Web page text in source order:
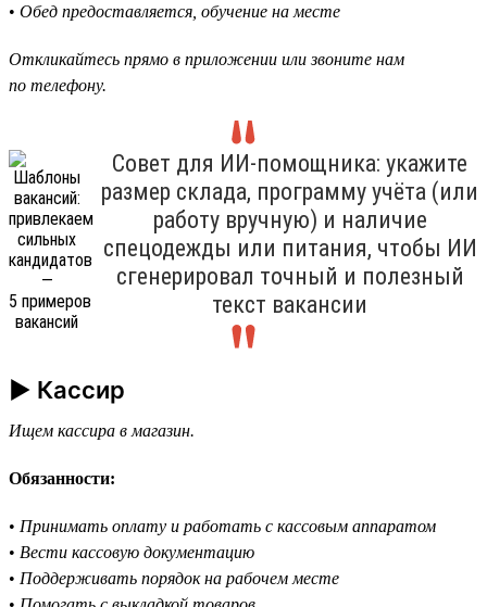
• Обед предоставляется, обучение на месте
Откликайтесь прямо в приложении или звоните нам
по телефону.
Совет для ИИ-помощника: укажите
размер склада, программу учёта (или
работу вручную) и наличие
спецодежды или питания, чтобы ИИ
сгенерировал точный и полезный
текст вакансии
► Кассир
Ищем кассира в магазин.
Обязанности:
• Принимать оплату и работать с кассовым аппаратом
• Вести кассовую документацию
• Поддерживать порядок на рабочем месте